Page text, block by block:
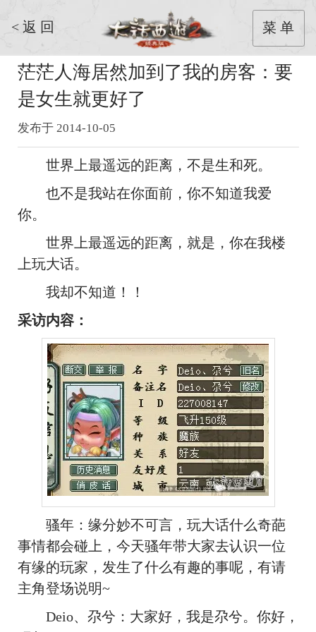
< 返 回 菜 单
茫茫人海居然加到了我的房客：要
是女生就更好了
发布于 2014-10-05
世界上最遥远的距离，不是生和死。
也不是我站在你面前，你不知道我爱
你。
世界上最遥远的距离，就是，你在我楼
上玩大话。
我却不知道！！
采访内容：
骚年：缘分妙不可言，玩大话什么奇葩
事情都会碰上，今天骚年带大家去认识一位
有缘的玩家，发生了什么有趣的事呢，有请
主角登场说明~
Deio、尕兮：大家好，我是尕兮。你好，